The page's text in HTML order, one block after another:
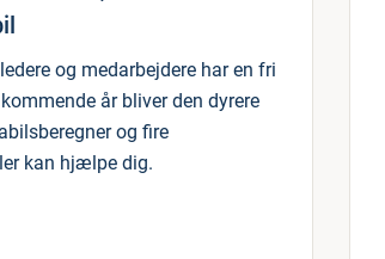
og medarbejdere har en fri
år bliver den dyrere
og fire
kan hjælpe dig.